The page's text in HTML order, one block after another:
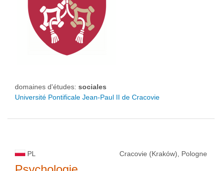
domaines d'études: sociales
Université Pontificale Jean-Paul II de Cracovie
PL Cracovie (Kraków), Pologne